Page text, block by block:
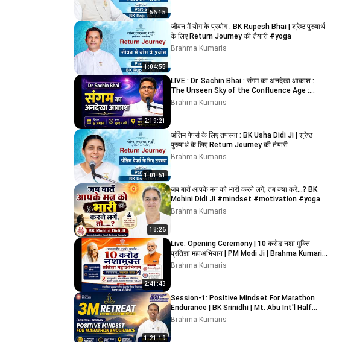
56:15
1:04:55
जीवन में योग के प्रयोग : BK Rupesh Bhai | श्रेष्ठ पुरुषार्थ
के लिए Return Journey की तैयारी #yoga
Brahma Kumaris
2:19:21
LIVE : Dr. Sachin Bhai : संगम का अनदेखा आकाश :
The Unseen Sky of the Confluence Age :
Lucknow
Brahma Kumaris
1:01:51
अंतिम पेपर्स के लिए तपस्या : BK Usha Didi Ji | श्रेष्ठ
पुरुषार्थ के लिए Return Journey की तैयारी
Brahma Kumaris
18:26
जब बातें आपके मन को भारी करने लगें, तब क्या करें...? BK
Mohini Didi Ji #mindset #motivation #yoga
Brahma Kumaris
2:41:43
Live: Opening Ceremony | 10 करोड़ नशा मुक्ति
प्रतिज्ञा महाअभियान | PM Modi Ji | Brahma Kumaris
GGRC
Brahma Kumaris
1:21:19
Session-1: Positive Mindset For Marathon
Endurance | BK Srinidhi | Mt. Abu Int'l Half
Marathon 2026
Brahma Kumaris